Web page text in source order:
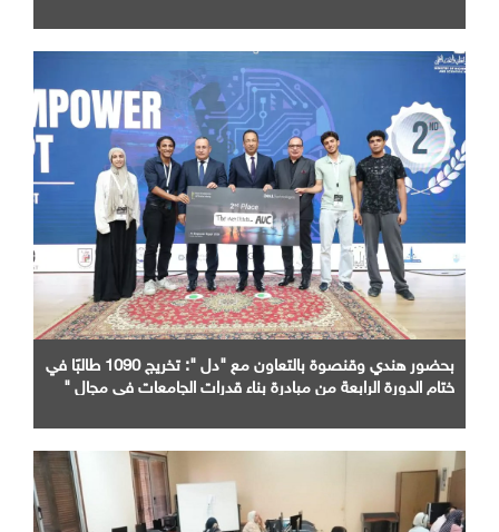
بحضور هندي وقنصوة بالتعاون مع "دل ": تخريج 1090 طالبًا في
ختام الدورة الرابعة من مبادرة بناء قدرات الجامعات في مجال "